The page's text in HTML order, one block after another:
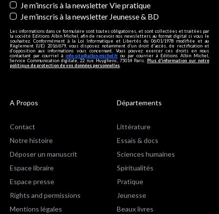
Je m’inscris à la newsletter Vie pratique
Je m’inscris à la newsletter Jeunesse & BD
Les informations dans ce formulaire sont toutes obligatoires, et sont collectées et traitées par
la société Editions Albin Michel, afin de recevoir nos newsletters au format digital si vous le
souhaitez. Conformément à la Loi Informatique et Libertés du 06/01/1978 modifiée et au
Règlement (UE) 2016/679, vous disposez notamment d'un droit d'accès, de rectification et
d’opposition aux informations vous concernant. Vous pouvez exercer ces droits en nous
contactant par courriel à info-site@albin-michel.fr ou par courrier à Editions Albin Michel,
Service Communication digitale, 22 rue Huyghens, 75014 Paris. Plus d’information sur notre
politique de protection de vos données personnelles
A Propos
Contact
Notre histoire
Déposer un manuscrit
Espace libraire
Espace presse
Rights and permissions
Mentions légales
Départements
Littérature
Essais & docs
Sciences humaines
Spiritualités
Pratique
Jeunesse
Beaux livres